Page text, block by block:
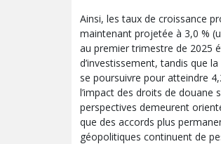
Ainsi, les taux de croissance
maintenant projetée à 3,0 %
au premier trimestre de 2025
d’investissement, tandis que
se poursuivre pour atteindre
l’impact des droits de douane
perspectives demeurent
que des accords plus
géopolitiques continuent de